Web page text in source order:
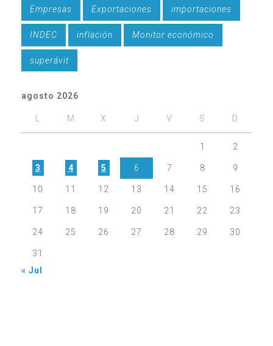
Empresas Exportaciones importaciones
INDEC inflación Monitor económico
superávit
agosto 2026
M X J V S D
1 2
3 4 5 6 7 8 9
10 11 12 13 14 15 16
17 18 19 20 21 22 23
24 25 26 27 28 29 30
31
« Jul